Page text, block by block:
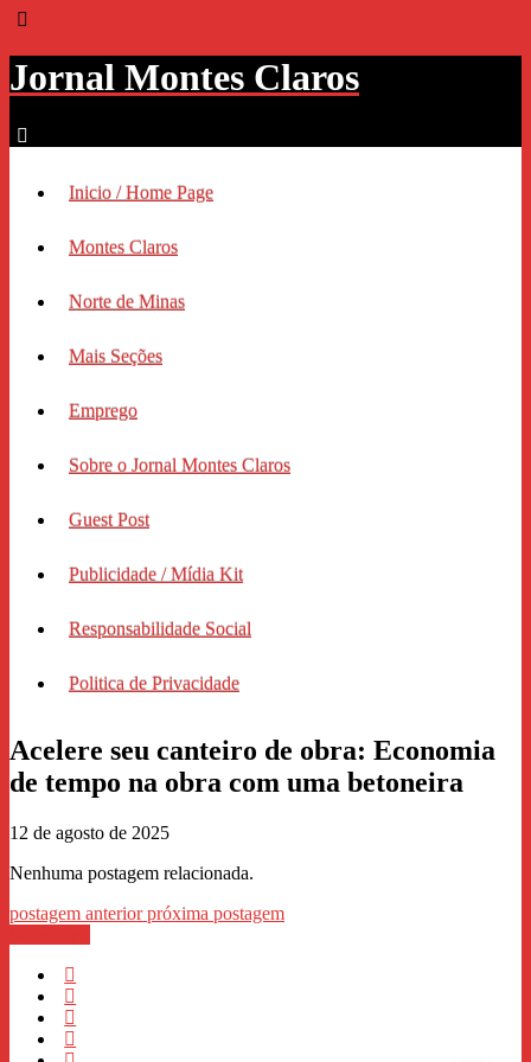
Jornal Montes Claros
Inicio / Home Page
Montes Claros
Norte de Minas
Mais Seções
Emprego
Sobre o Jornal Montes Claros
Guest Post
Publicidade / Mídia Kit
Responsabilidade Social
Politica de Privacidade
Acelere seu canteiro de obra: Economia
de tempo na obra com uma betoneira
12 de agosto de 2025
Nenhuma postagem relacionada.
postagem anteriorpróxima postagem